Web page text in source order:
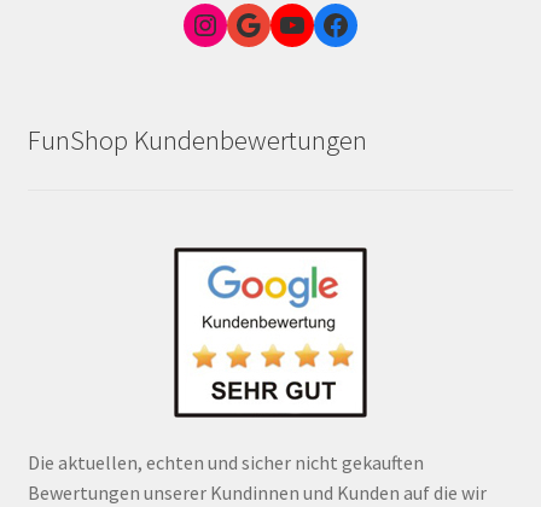
Instagram
Google Link zum FunShop WienYouTubeFacebook
FunShop Kundenbewertungen
Die aktuellen, echten und sicher nicht gekauften
Bewertungen unserer Kundinnen und Kunden auf die wir